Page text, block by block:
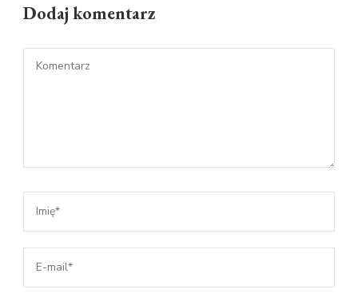
Dodaj komentarz